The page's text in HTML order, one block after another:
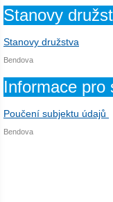
Stanovy
Stanovy družstva
Bendova
Informace pro
Poučení subjektu údajů
Bendova